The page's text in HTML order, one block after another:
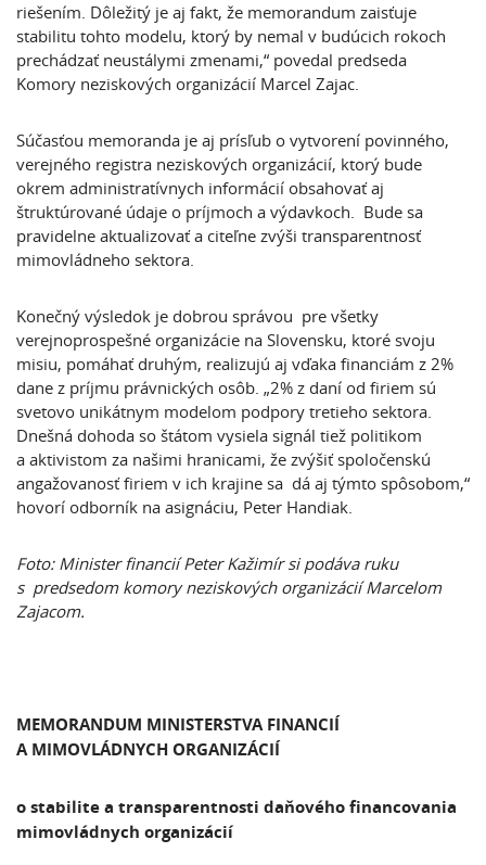
riešením. Dôležitý je aj fakt, že memorandum zaisťuje
stabilitu tohto modelu, ktorý by nemal v budúcich rokoch
prechádzať neustálymi zmenami,“ povedal predseda
Komory neziskových organizácií Marcel Zajac.
Súčasťou memoranda je aj prísľub o vytvorení povinného,
verejného registra neziskových organizácií, ktorý bude
okrem administratívnych informácií obsahovať aj
štruktúrované údaje o príjmoch a výdavkoch. Bude sa
pravidelne aktualizovať a citeľne zvýši transparentnosť
mimovládneho sektora.
Konečný výsledok je dobrou správou pre všetky
verejnoprospešné organizácie na Slovensku, ktoré svoju
misiu, pomáhať druhým, realizujú aj vďaka financiám z 2%
dane z príjmu právnických osôb. „2% z daní od firiem sú
svetovo unikátnym modelom podpory tretieho sektora.
Dnešná dohoda so štátom vysiela signál tiež politikom
a aktivistom za našimi hranicami, že zvýšiť spoločenskú
angažovanosť firiem v ich krajine sa dá aj týmto spôsobom,“
hovorí odborník na asignáciu, Peter Handiak.
Foto: Minister financií Peter Kažimír si podáva ruku
s predsedom komory neziskových organizácií Marcelom
Zajacom.
MEMORANDUM MINISTERSTVA FINANCIÍ
A MIMOVLÁDNYCH ORGANIZÁCIÍ
o stabilite a transparentnosti daňového financovania
mimovládnych organizácií